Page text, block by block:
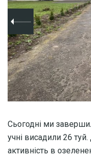
Сьогодні ми
учні висадили 26
активність в